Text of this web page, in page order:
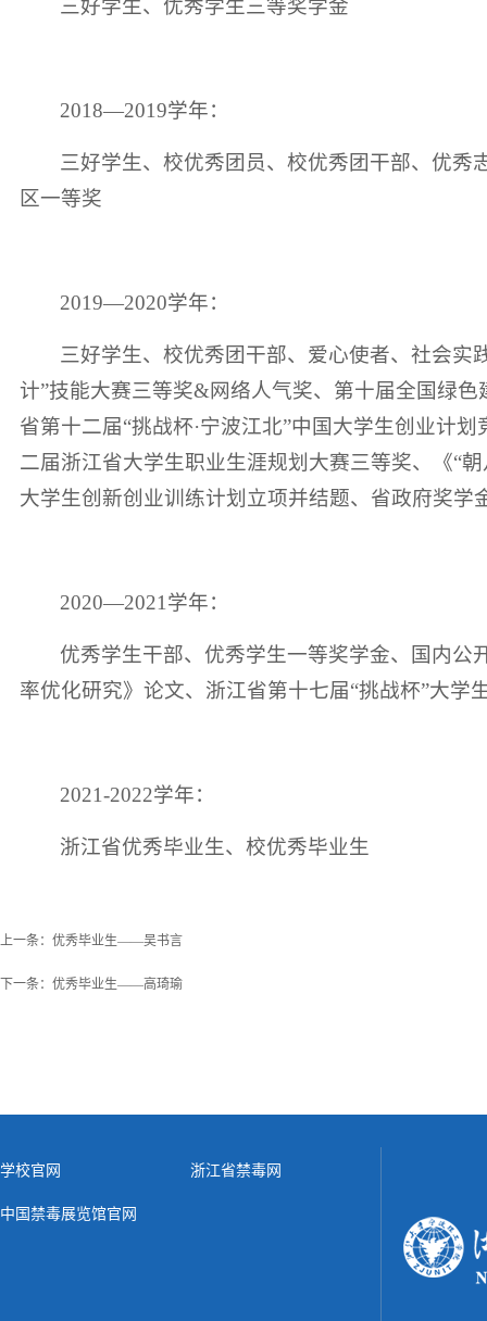
三好学生、优秀学生三等奖学金
2018—2019学年：
三好学生、校优秀团员、校优秀团干部、优秀
区一等奖
2019—2020学年：
三好学生、校优秀团干部、爱心使者、社会实
计”技能大赛三等奖&网络人气奖、第十届全国绿
省第十二届“挑战杯·宁波江北”中国大学生创业计
二届浙江省大学生职业生涯规划大赛三等奖、《“
大学生创新创业训练计划立项并结题、省政府奖
2020—2021学年：
优秀学生干部、优秀学生一等奖学金、国内
率优化研究》论文、浙江省第十七届“挑战杯”大学
2021-2022学年：
浙江省优秀毕业生、校优秀毕业生
上一条： 优秀毕业生——​吴书言
下一条： 优秀毕业生——高琦瑜
学校官网
浙江省禁毒网
中国禁毒展览馆官网